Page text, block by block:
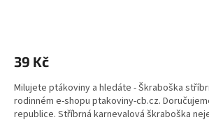
39 Kč
Milujete ptákoviny a hledáte - Škraboška
rodinném e-shopu ptakoviny-cb.cz.
republice. Stříbrná karnevalová škraboška